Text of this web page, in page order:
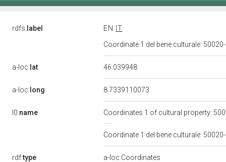
rdfs: label EN
IT
Coordinate 1 del bene culturale:
a-loc: lat 46.039948
a-loc: long 8.7339110073
l0:name Coordinates 1 of cultural property:
Coordinate 1 del bene culturale:
rdf:type
a-loc:Coordinates